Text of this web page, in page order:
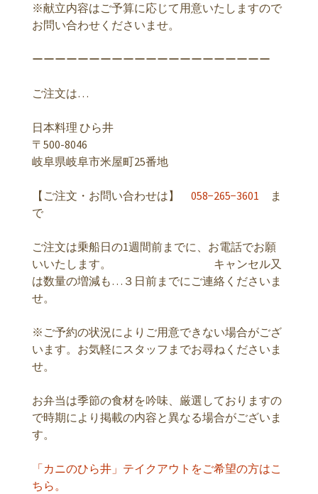
※献立内容はご予算に応じて用意いたしますので
お問い合わせくださいませ。
ーーーーーーーーーーーーーーーーーーーーー
ご注文は…
日本料理 ひら井
〒500-8046
岐阜県岐阜市米屋町25番地
【ご注文・お問い合わせは】 058−265−3601 ま
で
ご注文は乗船日の1週間前までに、お電話でお願
いいたします。 キャンセル又
は数量の増減も…３日前までにご連絡くださいま
せ。
※ご予約の状況によりご用意できない場合がござ
います。お気軽にスタッフまでお尋ねくださいま
せ。
お弁当は季節の食材を吟味、厳選しておりますの
で時期により掲載の内容と異なる場合がございま
す。
「カニのひら井」テイクアウトをご希望の方はこ
ちら。